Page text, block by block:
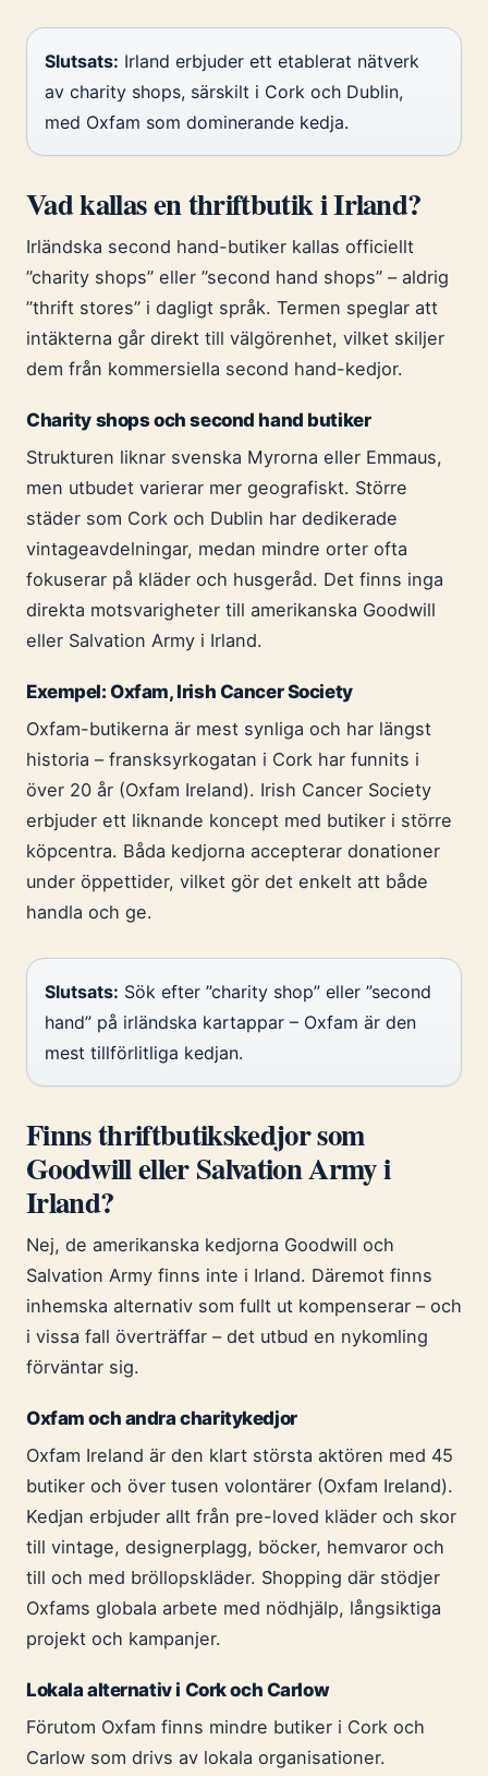
Slutsats: Irland erbjuder ett etablerat nätverk
av charity shops, särskilt i Cork och Dublin,
med Oxfam som dominerande kedja.
Vad kallas en thriftbutik i Irland?
Irländska second hand-butiker kallas officiellt
”charity shops” eller ”second hand shops” – aldrig
”thrift stores” i dagligt språk. Termen speglar att
intäkterna går direkt till välgörenhet, vilket skiljer
dem från kommersiella second hand-kedjor.
Charity shops och second hand butiker
Strukturen liknar svenska Myrorna eller Emmaus,
men utbudet varierar mer geografiskt. Större
städer som Cork och Dublin har dedikerade
vintageavdelningar, medan mindre orter ofta
fokuserar på kläder och husgeråd. Det finns inga
direkta motsvarigheter till amerikanska Goodwill
eller Salvation Army i Irland.
Exempel: Oxfam, Irish Cancer Society
Oxfam-butikerna är mest synliga och har längst
historia – fransksyrkogatan i Cork har funnits i
över 20 år (Oxfam Ireland). Irish Cancer Society
erbjuder ett liknande koncept med butiker i större
köpcentra. Båda kedjorna accepterar donationer
under öppettider, vilket gör det enkelt att både
handla och ge.
Slutsats: Sök efter ”charity shop” eller ”second
hand” på irländska kartappar – Oxfam är den
mest tillförlitliga kedjan.
Finns thriftbutikskedjor som
Goodwill eller Salvation Army i
Irland?
Nej, de amerikanska kedjorna Goodwill och
Salvation Army finns inte i Irland. Däremot finns
inhemska alternativ som fullt ut kompenserar – och
i vissa fall överträffar – det utbud en nykomling
förväntar sig.
Oxfam och andra charitykedjor
Oxfam Ireland är den klart största aktören med 45
butiker och över tusen volontärer (Oxfam Ireland).
Kedjan erbjuder allt från pre-loved kläder och skor
till vintage, designerplagg, böcker, hemvaror och
till och med bröllopskläder. Shopping där stödjer
Oxfams globala arbete med nödhjälp, långsiktiga
projekt och kampanjer.
Lokala alternativ i Cork och Carlow
Förutom Oxfam finns mindre butiker i Cork och
Carlow som drivs av lokala organisationer.